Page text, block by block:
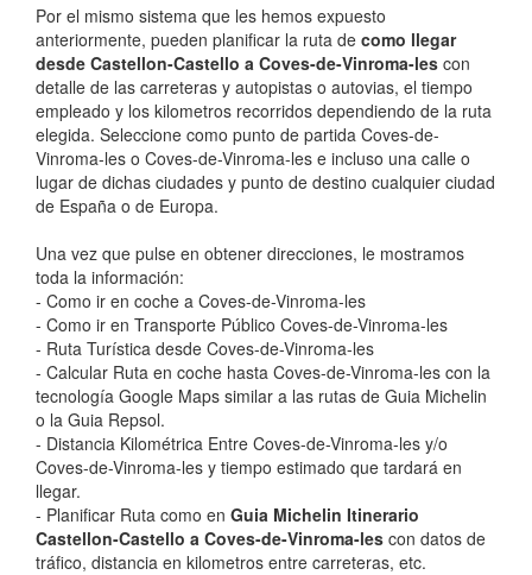
Por el mismo sistema que les hemos expuesto
anteriormente, pueden planificar la ruta de como llegar
desde Castellon-Castello a Coves-de-Vinroma-les con
detalle de las carreteras y autopistas o autovias, el tiempo
empleado y los kilometros recorridos dependiendo de la ruta
elegida. Seleccione como punto de partida Coves-de-
Vinroma-les o Coves-de-Vinroma-les e incluso una calle o
lugar de dichas ciudades y punto de destino cualquier ciudad
de España o de Europa.
Una vez que pulse en obtener direcciones, le mostramos
toda la información:
- Como ir en coche a Coves-de-Vinroma-les
- Como ir en Transporte Público Coves-de-Vinroma-les
- Ruta Turística desde Coves-de-Vinroma-les
- Calcular Ruta en coche hasta Coves-de-Vinroma-les con la
tecnología Google Maps similar a las rutas de Guia Michelin
o la Guia Repsol.
- Distancia Kilométrica Entre Coves-de-Vinroma-les y/o
Coves-de-Vinroma-les y tiempo estimado que tardará en
llegar.
- Planificar Ruta como en Guia Michelin Itinerario
Castellon-Castello a Coves-de-Vinroma-les con datos de
tráfico, distancia en kilometros entre carreteras, etc.